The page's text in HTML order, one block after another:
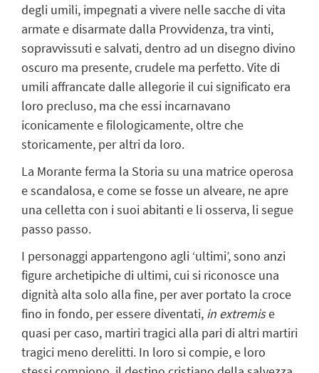
degli umili, impegnati a vivere nelle sacche di vita
armate e disarmate dalla Provvidenza, tra vinti,
sopravvissuti e salvati, dentro ad un disegno divino
oscuro ma presente, crudele ma perfetto. Vite di
umili affrancate dalle allegorie il cui significato era
loro precluso, ma che essi incarnavano
iconicamente e filologicamente, oltre che
storicamente, per altri da loro.
La Morante ferma la Storia su una matrice operosa
e scandalosa, e come se fosse un alveare, ne apre
una celletta con i suoi abitanti e li osserva, li segue
passo passo.
I personaggi appartengono agli ‘ultimi’, sono anzi
figure archetipiche di ultimi, cui si riconosce una
dignità alta solo alla fine, per aver portato la croce
fino in fondo, per essere diventati, in extremise
quasi per caso, martiri tragici alla pari di altri martiri
tragici meno derelitti. In loro si compie, e loro